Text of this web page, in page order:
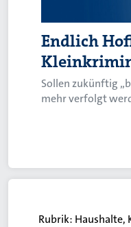
Endlich
Sollen zukünftig
mehr verfolgt
Rubrik: Haushalte,